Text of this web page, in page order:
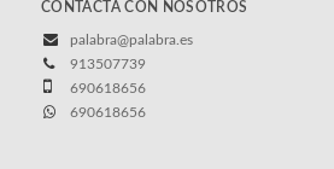
CONTACTA CON NOSOTROS
palabra@palabra.es
913507739
690618656
690618656